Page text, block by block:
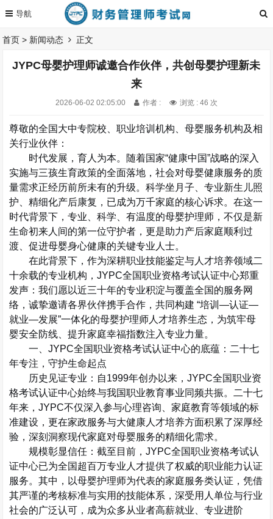
首页 > 新闻动态 正文
JYPC母婴护理师诚邀合作伙伴，共创母婴护理新未
来
2026-06-02 02:05:00 作者 : 浏览 : 46 次
尊敬的全国大中专院校、职业培训机构、母婴服务机构及相
关行业伙伴：
时代发展，育人为本。随着国家“健康中国”战略的深入
实施与三孩生育政策的全面落地，社会对母婴健康服务的质
量需求正经历前所未有的升级。科学坐月子、专业新生儿照
护、精细化产后康复，已成为万千家庭的核心诉求。在这一
时代背景下，专业、科学、有温度的母婴护理师 ，不仅是新
生命初来人间的第一位守护者，更是助力产后家庭顺利过
渡、促进母婴身心健康的关键专业人士。
在此背景下，作为深耕职业技能鉴定与人才培养领域二
十余载的专业机构，JYPC全国职业资格考试认证中心郑重
发声 ：我们愿以近三十年的专业积淀与覆盖全国的服务网
络，诚挚邀请各界伙伴携手合作，共同构建 “培训—认证—
就业—发展”一体化的母婴护理师人才培养生态，为筑牢母
婴安全防线、提升家庭幸福指数注入专业力量。
一、JYPC全国职业资格考试认证中心的底蕴：二十七
年专注，守护生命起点
历史见证专业 ：自1999年创办以来，JYPC全国职业资
格考试认证中心始终与我国职业教育事业同频共振。二十七
年来，JYPC不仅深入参与心理咨询、家庭教育等领域的标
准建设，更在家政服务与大健康人才培养方面积累了深厚经
验，深刻洞察现代家庭对母婴服务的精细化需求。
规模彰显信任 ：截至目前，JYPC全国职业资格考试认
证中心已为全国 超百万专业人才提供了权威的职业能力认证
服务。其中，以母婴护理师为代表的家庭服务类认证，凭借
其严谨的考核标准与实用的技能体系，深受用人单位与行业
社会的广泛认可，成为众多从业者高薪就业、专业进阶